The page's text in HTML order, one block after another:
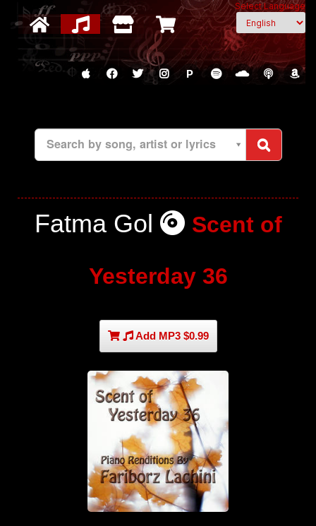
Select Language
P
Search by song, artist or lyrics
Fatma Gol Scent of
Yesterday 36
Add MP3 $0.99